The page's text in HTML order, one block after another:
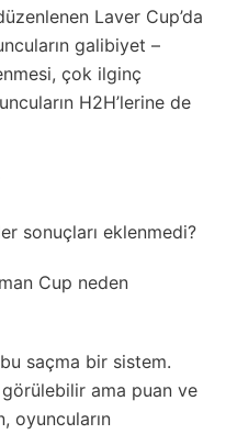
Laver Cup’da
galibiyet –
çok ilginç
H2H’lerine de
sonuçları eklenmedi?
Cup neden
saçma bir sistem.
görülebilir ama puan ve
oyuncuların